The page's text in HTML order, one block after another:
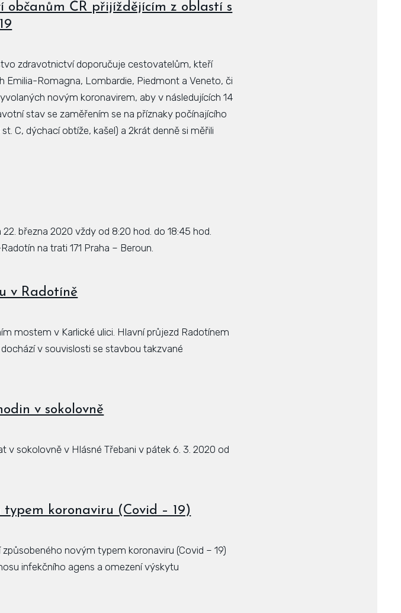
ČR přijíždějícím z oblastí s
zdravotnictví doporučuje cestovatelům, kteří
Romagna, Lombardie, Piedmont a Veneto, či
novým koronavirem, aby v následujících 14
stav se zaměřením se na příznaky počínajícího
C, dýchací obtíže, kašel) a 2krát denně si měřili
března 2020 vždy od 8:20 hod. do 18:45 hod.
na trati 171 Praha – Beroun.
v Radotíně
mostem v Karlické ulici. Hlavní průjezd Radotínem
v souvislosti se stavbou takzvané
v sokolovně
v sokolovně v Hlásné Třebani v pátek 6. 3. 2020 od
typem koronaviru (Covid – 19)
novým typem koronaviru (Covid – 19)
infekčního agens a omezení výskytu